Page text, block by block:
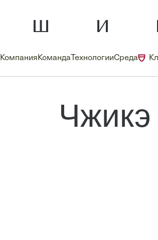
КомпанияКоманда ТехнологииСреда